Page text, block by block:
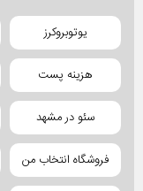
یوتوبروکرز
هزینه پست
سئو در مشهد
فروشگاه انتخاب من